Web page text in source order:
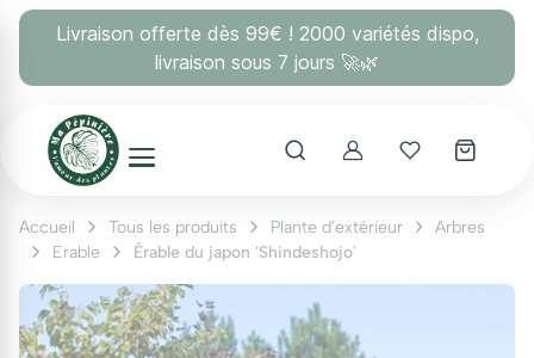
Livraison offerte dès 99€ ! 2000 variétés dispo,
livraison sous 7 jours 🚀🌿
AccountMes coups
Accueil Tous les produits Plante d'extérieur
Arbres
Erable
Érable du japon 'Shindeshojo'
Panneau de gestion des cookies